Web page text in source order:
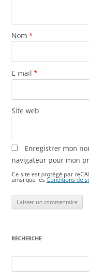
Nom *
E-mail *
Site web
Enregistrer mon
navigateur pour mon
Ce site est protégé par
ainsi que lesConditions de
RECHERCHE